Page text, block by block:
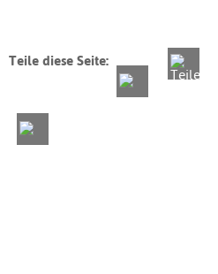
Teile diese Seite: